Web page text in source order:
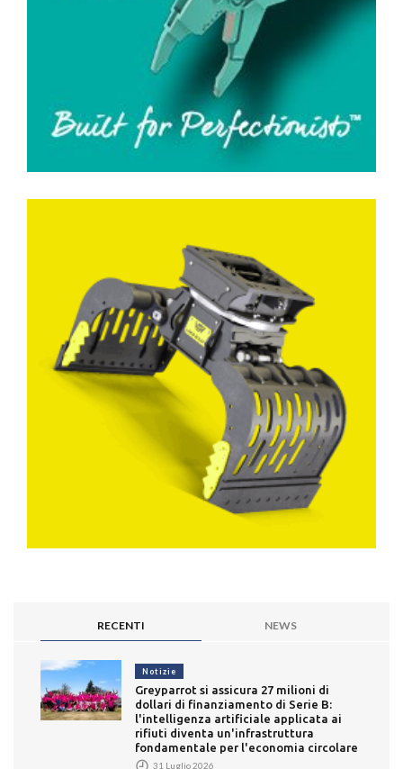
RECENTI NEWS
Notizie
Greyparrot si assicura 27 milioni di
dollari di finanziamento di Serie B:
l'intelligenza artificiale applicata ai
rifiuti diventa un'infrastruttura
fondamentale per l'economia circolare
31 Luglio 2026